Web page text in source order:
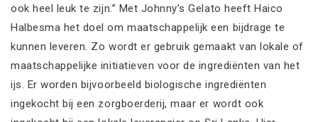
ook heel leuk te zijn.” Met Johnny’s Gelato heeft Haico
Halbesma het doel om maatschappelijk een bijdrage te
kunnen leveren. Zo wordt er gebruik gemaakt van lokale of
maatschappelijke initiatieven voor de ingrediënten van het
ijs. Er worden bijvoorbeeld biologische ingrediënten
ingekocht bij een zorgboerderij, maar er wordt ook